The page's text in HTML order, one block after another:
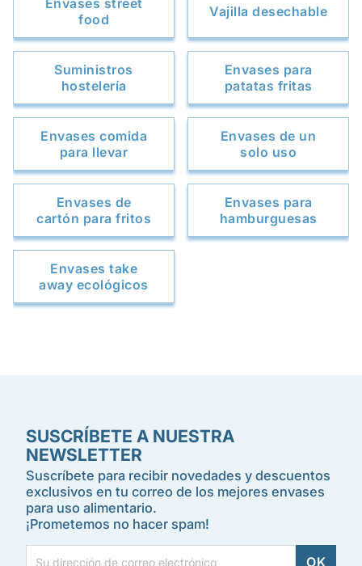
Envases street
food
Vajilla desechable
Suministros
hostelería
Envases para
patatas fritas
Envases comida
para llevar
Envases de un
solo uso
Envases de
cartón para fritos
Envases para
hamburguesas
Envases take
away ecológicos
SUSCRÍBETE A NUESTRA
NEWSLETTER
Suscríbete para recibir novedades y descuentos
exclusivos en tu correo de los mejores envases
para uso alimentario.
¡Prometemos no hacer spam!